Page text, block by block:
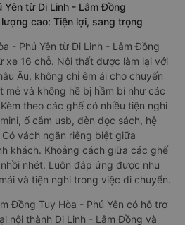
Yên từ Di Linh - Lâm Đồng
cao: Tiện lợi, sang trọng
- Phú Yên từ Di Linh - Lâm Đồng
xe 16 chỗ. Nội thất được làm lại với
Âu, không chỉ êm ái cho chuyến
mẻ và không hề bị hầm bí như các
theo các ghế có nhiều tiện nghi
ổ cắm usb, đèn đọc sách, hệ
vách ngăn riêng biệt giữa
khách. Khoảng cách giữa các ghế
nhét. Luôn đáp ứng được nhu
và tiện nghi trong việc di chuyển.
Đồng Tuy Hòa - Phú Yên có hỗ trợ
nội thành Di Linh - Lâm Đồng và